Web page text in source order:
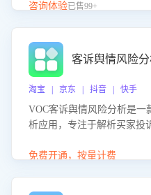
客服团队和智能工具提升语
咨询体验已售99+
客诉舆情风险
淘宝 | 京东 | 抖音 | 快手
VOC客诉舆情风险分析是一
析应用，专注于解析买家投
别客户情绪、归因争议根源
免费开通，按量计费